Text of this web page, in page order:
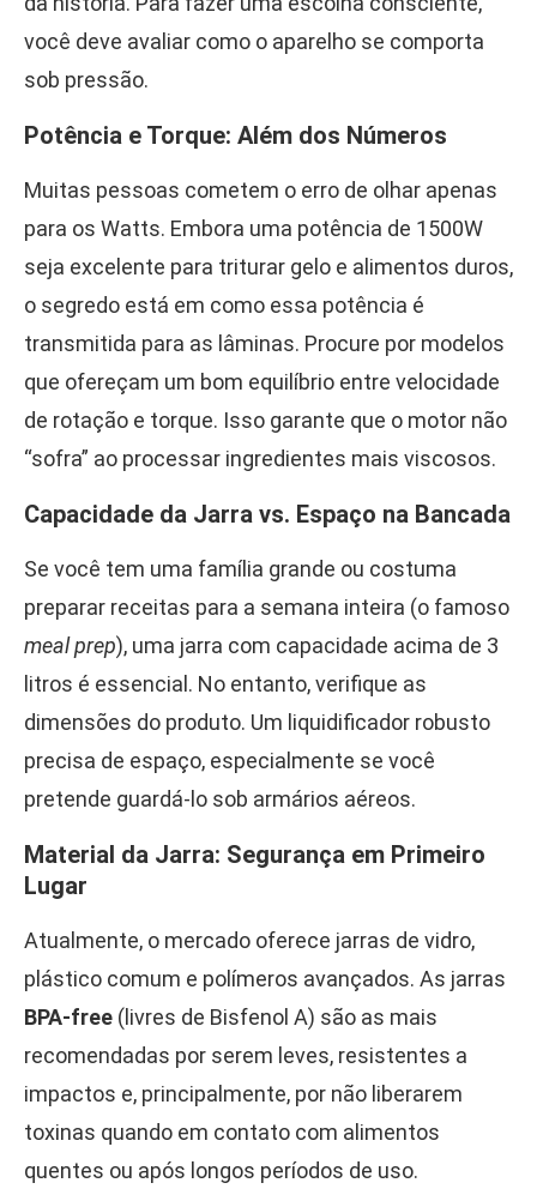
você deve avaliar como o aparelho se comporta
sob pressão.
Potência e Torque: Além dos Números
Muitas pessoas cometem o erro de olhar apenas
para os Watts. Embora uma potência de 1500W
seja excelente para triturar gelo e alimentos duros,
o segredo está em como essa potência é
transmitida para as lâminas. Procure por modelos
que ofereçam um bom equilíbrio entre velocidade
de rotação e torque. Isso garante que o motor não
“sofra” ao processar ingredientes mais viscosos.
Capacidade da Jarra vs. Espaço na Bancada
Se você tem uma família grande ou costuma
preparar receitas para a semana inteira (o famoso
meal prep), uma jarra com capacidade acima de 3
litros é essencial. No entanto, verifique as
dimensões do produto. Um liquidificador robusto
precisa de espaço, especialmente se você
pretende guardá-lo sob armários aéreos.
Material da Jarra: Segurança em Primeiro
Lugar
Atualmente, o mercado oferece jarras de vidro,
plástico comum e polímeros avançados. As jarras
BPA-free (livres de Bisfenol A) são as mais
recomendadas por serem leves, resistentes a
impactos e, principalmente, por não liberarem
toxinas quando em contato com alimentos
quentes ou após longos períodos de uso.